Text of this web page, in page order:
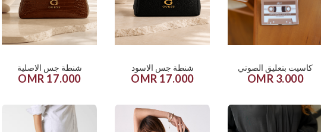
كاسيت بتعليق الصوتي
3.000 OMR
شنطة جس الاسود
17.000 OMR
شنطة جس الاصلية
17.000 OMR